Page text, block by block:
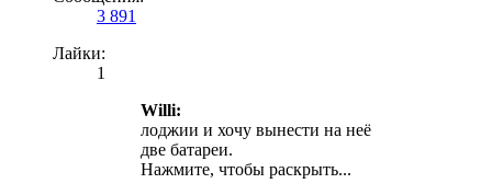
3 891
Лайки:
1
Willi:
лоджии и хочу вынести на неё
две батареи.
Нажмите, чтобы раскрыть...